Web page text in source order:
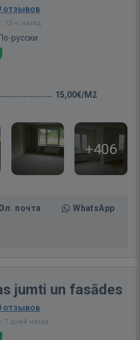
отзывов
13 ч. назад
русски
15,00€/M2
+406
Эл. почта WhatsApp
jumti un fasādes
отзывов
7 дней назад